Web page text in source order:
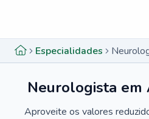
Especialidades
Neurologista em
Aproveite os valores